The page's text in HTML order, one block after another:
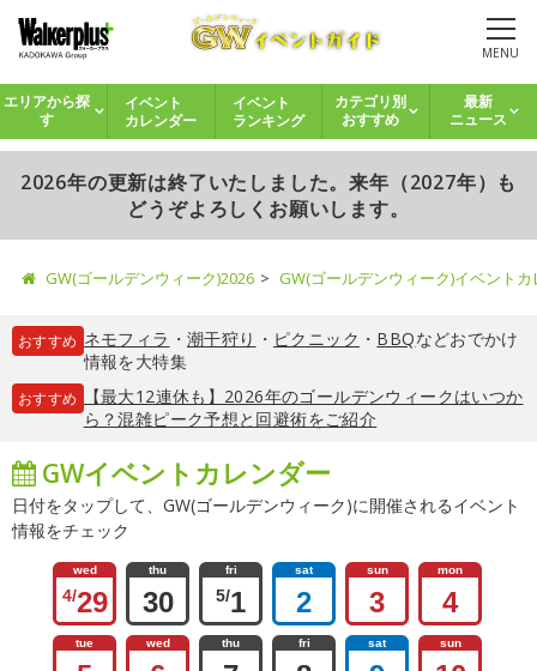
MENU
エリアから探
す
イベント
カレンダー
イベント
ランキング
カテゴリ別
おすすめ
最新
ニュース
2026年の更新は終了いたしました。来年（2027年）も
どうぞよろしくお願いします。
GW(ゴールデンウィーク)2026 GW(ゴールデンウィーク)イベント
おすすめ ネモフィラ ・ 潮干狩り ・ ピクニック ・ BBQなどおでかけ
情報を大特集
おすすめ
【最大12連休も】2026年のゴールデンウィークはいつか
ら？混雑ピーク予想と回避術をご紹介
GWイベントカレンダー
日付をタップして、GW(ゴールデンウィーク)に開催されるイベント
情報をチェック
wed
4/29
thu
30
fri
5/1
sat
2
sun
3
mon
4
tue wed thu fri sat sun